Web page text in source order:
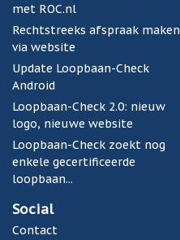
met ROC.nl
Rechtstreeks afspraak maken
via website
Update Loopbaan-Check
Android
Loopbaan-Check 2.0: nieuw
logo, nieuwe website
Loopbaan-Check zoekt nog
enkele gecertificeerde
loopbaan...
Social
Contact